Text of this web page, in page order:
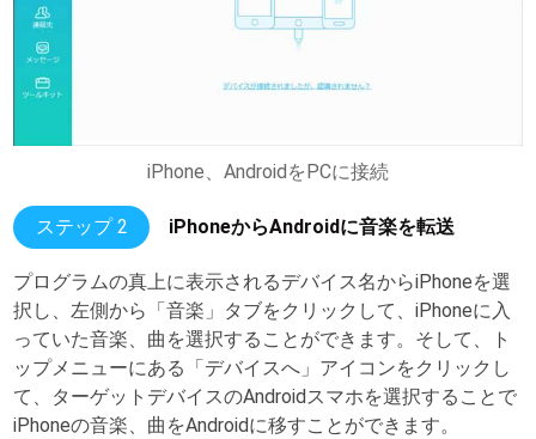
iPhone、AndroidをPCに接続
ステップ 2 iPhoneからAndroidに音楽を転送
プログラムの真上に表示されるデバイス名からiPhoneを選
択し、左側から「音楽」タブをクリックして、iPhoneに入
っていた音楽、曲を選択することができます。そして、ト
ップメニューにある「デバイスへ」アイコンをクリックし
て、ターゲットデバイスのAndroidスマホを選択することで
iPhoneの音楽、曲をAndroidに移すことができます。